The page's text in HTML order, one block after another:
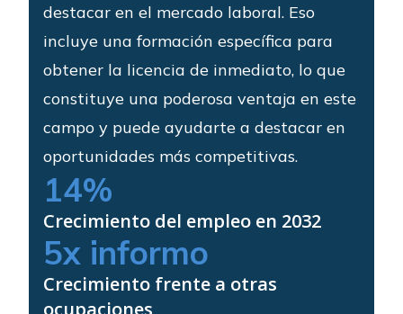
destacar en el mercado laboral. Eso
incluye una formación específica para
obtener la licencia de inmediato, lo que
constituye una poderosa ventaja en este
campo y puede ayudarte a destacar en
oportunidades más competitivas.
Crecimiento del empleo en 2032
14%
Crecimiento frente a otras
ocupaciones
5x informo